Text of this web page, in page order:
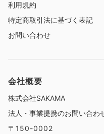
利用規約
特定商取引法に基づく表記
お問い合わせ
会社概要
株式会社SAKAMA
法人・事業提携のお問い合わ
〒150-0002